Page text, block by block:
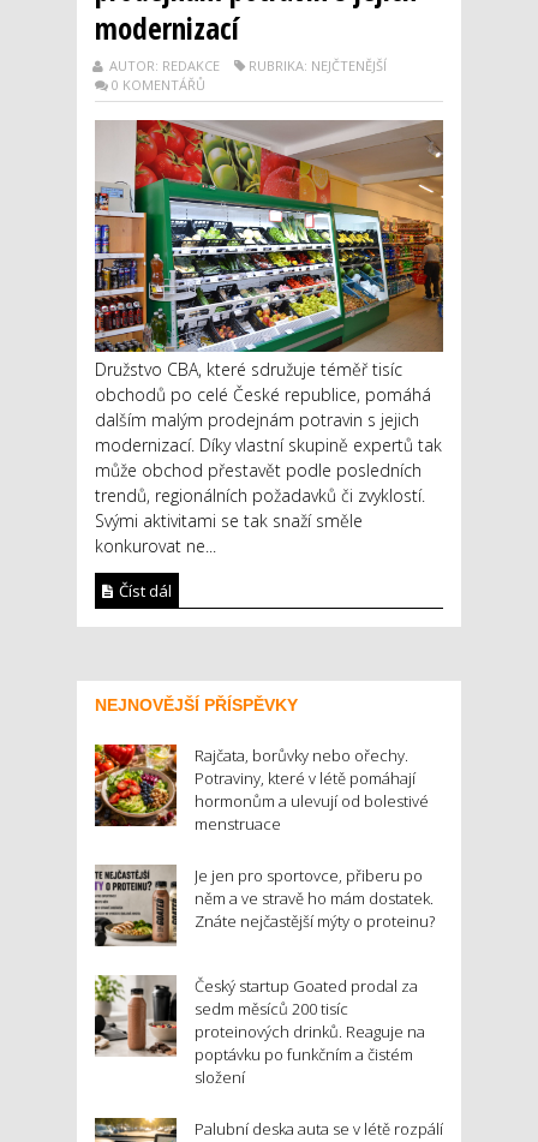
modernizací
AUTOR: REDAKCE
RUBRIKA: NEJČTENĚJŠÍ
0 KOMENTÁŘŮ
Družstvo CBA, které sdružuje téměř tisíc
obchodů po celé České republice, pomáhá
dalším malým prodejnám potravin s jejich
modernizací. Díky vlastní skupině expertů tak
může obchod přestavět podle posledních
trendů, regionálních požadavků či zvyklostí.
Svými aktivitami se tak snaží směle
konkurovat ne...
Číst dál
NEJNOVĚJŠÍ PŘÍSPĚVKY
Rajčata, borůvky nebo ořechy.
Potraviny, které v létě pomáhají
hormonům a ulevují od bolestivé
menstruace
Je jen pro sportovce, přiberu po
něm a ve stravě ho mám dostatek.
Znáte nejčastější mýty o proteinu?
Český startup Goated prodal za
sedm měsíců 200 tisíc
proteinových drinků. Reaguje na
poptávku po funkčním a čistém
složení
Palubní deska auta se v létě rozpálí